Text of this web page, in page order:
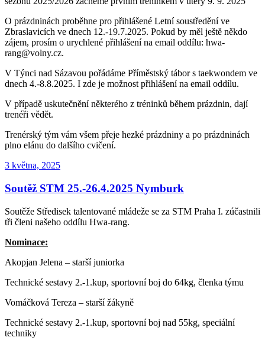
O prázdninách proběhne pro přihlášené Letní soustředění ve
Zbraslavicích ve dnech 12.-19.7.2025. Pokud by měl ještě někdo
zájem, prosím o urychlené přihlášení na email oddílu: hwa-
rang@volny.cz.
V Týnci nad Sázavou pořádáme Příměstský tábor s taekwondem ve
dnech 4.-8.8.2025. I zde je možnost přihlášení na email oddílu.
V případě uskutečnění některého z tréninků během prázdnin, dají
trenéři vědět.
Trenérský tým vám všem přeje hezké prázdniny a po prázdninách
plno elánu do dalšího cvičení.
Publikováno
3 května, 2025
Soutěž STM 25.-26.4.2025 Nymburk
Soutěže Středisek talentované mládeže se za STM Praha I. zúčastnili
tři členi našeho oddílu Hwa-rang.
Nominace:
Akopjan Jelena – starší juniorka
Technické sestavy 2.-1.kup, sportovní boj do 64kg, členka týmu
Vomáčková Tereza – starší žákyně
Technické sestavy 2.-1.kup, sportovní boj nad 55kg, speciální
techniky